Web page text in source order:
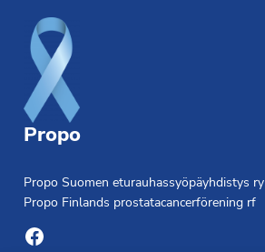
Propo
Propo Suomen eturauhassyöpäyhdistys ry
Propo Finlands prostatacancerförening rf
Facebook